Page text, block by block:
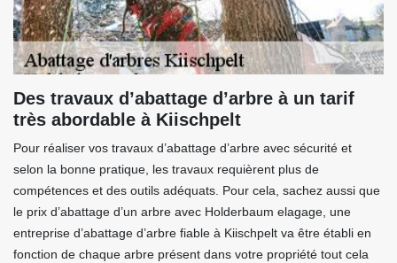
Des travaux d’abattage d’arbre à un tarif
très abordable à Kiischpelt
Pour réaliser vos travaux d’abattage d’arbre avec sécurité et
selon la bonne pratique, les travaux requièrent plus de
compétences et des outils adéquats. Pour cela, sachez aussi que
le prix d’abattage d’un arbre avec Holderbaum elagage, une
entreprise d’abattage d’arbre fiable à Kiischpelt va être établi en
fonction de chaque arbre présent dans votre propriété tout cela